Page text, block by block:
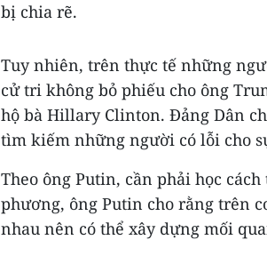
bị chia rẽ.
Tuy nhiên, trên thực tế những
cử tri không bỏ phiếu cho ông
hộ bà Hillary Clinton. Đảng Dân
tìm kiếm những người có lỗi cho
Theo ông Putin, cần phải học
phương, ông Putin cho rằng trên
nhau nên có thể xây dựng mối